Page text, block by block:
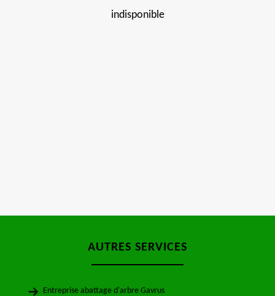
indisponible
AUTRES SERVICES
Entreprise abattage d'arbre Gavrus